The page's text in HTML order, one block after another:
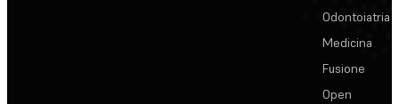
Odontoiatria
Medicina
Fusione
Open